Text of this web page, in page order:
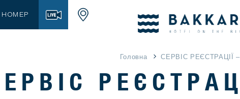
Головна СЕРВІС РЕЄСТРАЦІЇ –